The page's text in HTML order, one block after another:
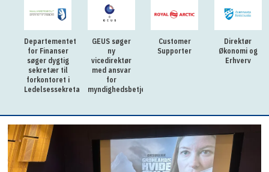
Departementet
for Finanser
søger dygtig
sekretær til
forkontoret i
Ledelsessekretariatet
GEUS søger
ny
vicedirektør
med ansvar
for
myndighedsbetjening
Customer
Supporter
Direktør
Økonomi og
Erhverv